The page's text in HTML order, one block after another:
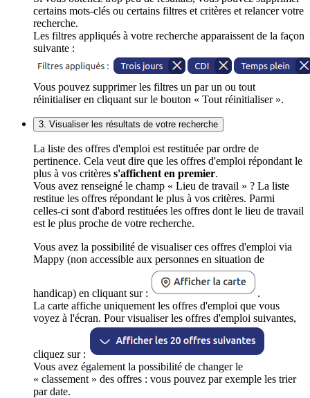
certains mots-clés ou certains filtres et critères et relancer votre
recherche.
Les filtres appliqués à votre recherche apparaissent de la façon
suivante :
Vous pouvez supprimer les filtres un par un ou tout
réinitialiser en cliquant sur le bouton « Tout réinitialiser ».
3. Visualiser les résultats de votre recherche
La liste des offres d'emploi est restituée par ordre de
pertinence. Cela veut dire que les offres d'emploi répondant le
plus à vos critères s'affichent en premier.
Vous avez renseigné le champ « Lieu de travail » ? La liste
restitue les offres répondant le plus à vos critères. Parmi
celles-ci sont d'abord restituées les offres dont le lieu de travail
est le plus proche de votre recherche.
Vous avez la possibilité de visualiser ces offres d'emploi via
Mappy (non accessible aux personnes en situation de
handicap) en cliquant sur :
.
La carte affiche uniquement les offres d'emploi que vous
voyez à l'écran. Pour visualiser les offres d'emploi suivantes,
cliquez sur :
Vous avez également la possibilité de changer le
« classement » des offres : vous pouvez par exemple les trier
par date.